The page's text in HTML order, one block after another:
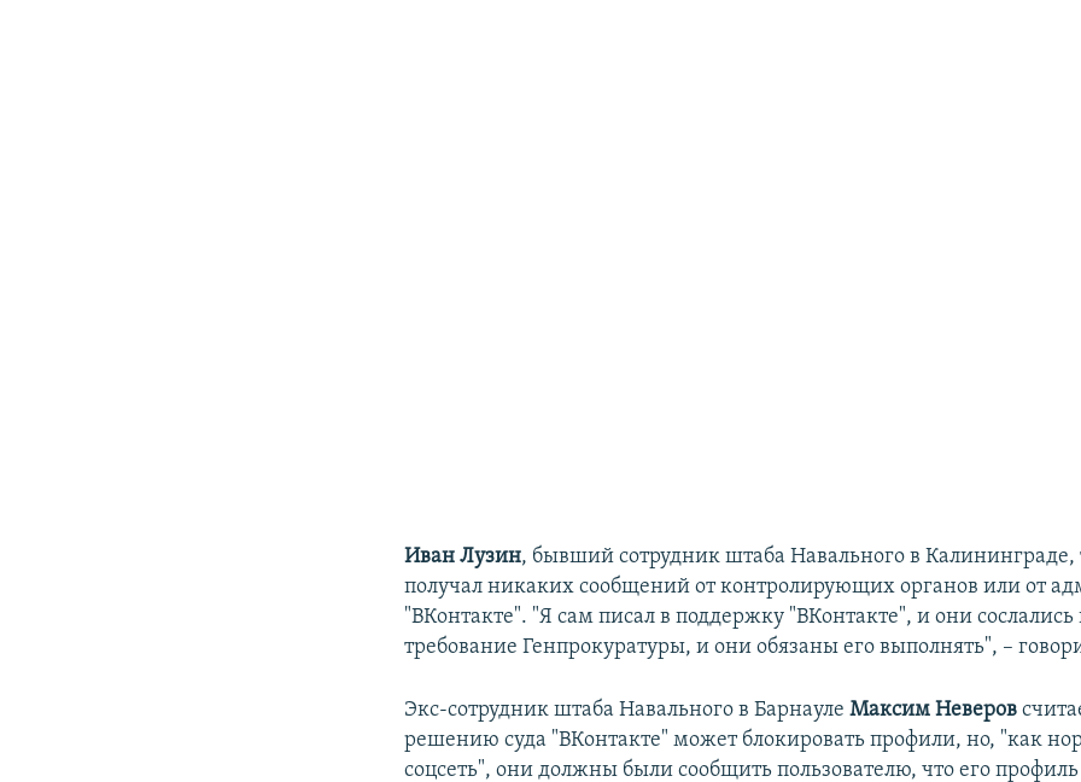
Иван Лузин, бывший сотрудник штаба Навального в Калининграде,
получал никаких сообщений от контролирующих органов или от
"ВКонтакте". "Я сам писал в поддержку "ВКонтакте", и они сослались
требование Генпрокуратуры, и они обязаны его выполнять", –
Экс-сотрудник штаба Навального в БарнаулеМаксим Неверов
решению суда "ВКонтакте" может блокировать профили, но, "как
соцсеть", они должны были сообщить пользователю, что его профиль